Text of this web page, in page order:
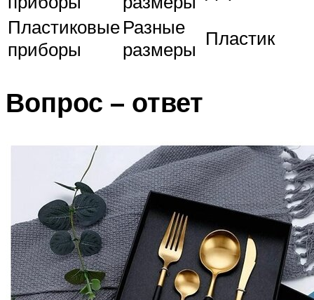
Пластиковые
приборы
Разные
размеры Пластик
Вопрос – ответ